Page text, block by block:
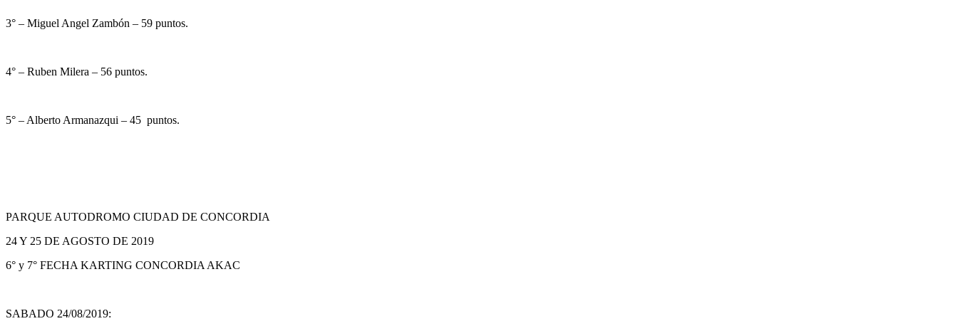
3° – Miguel Angel Zambón – 59 puntos.
4° – Ruben Milera – 56 puntos.
5° – Alberto Armanazqui – 45 puntos.
PARQUE AUTODROMO CIUDAD DE CONCORDIA
24 Y 25 DE AGOSTO DE 2019
6° y 7° FECHA KARTING CONCORDIA AKAC
SABADO 24/08/2019: